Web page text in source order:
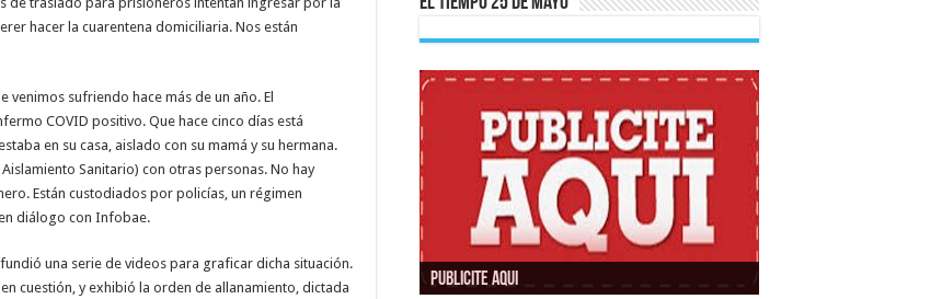
hacer la cuarentena domiciliaria. Nos están
sufriendo hace más de un año. El
COVID positivo. Que hace cinco días está
en su casa, aislado con su mamá y su hermana.
Sanitario) con otras personas. No hay
Están custodiados por policías, un régimen
diálogo con Infobae.
una serie de videos para graficar dicha situación.
cuestión, y exhibió la orden de allanamiento, dictada
PUBLICITE AQUI
+54-9-3755-558180
+54-9-3755-440065
EXPANSION TV